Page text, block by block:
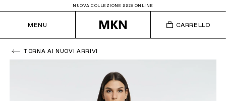
NUOVA COLLEZIONE SS25 ONLINE
MENU CARRELLO
TORNA AI NUOVI ARRIVI